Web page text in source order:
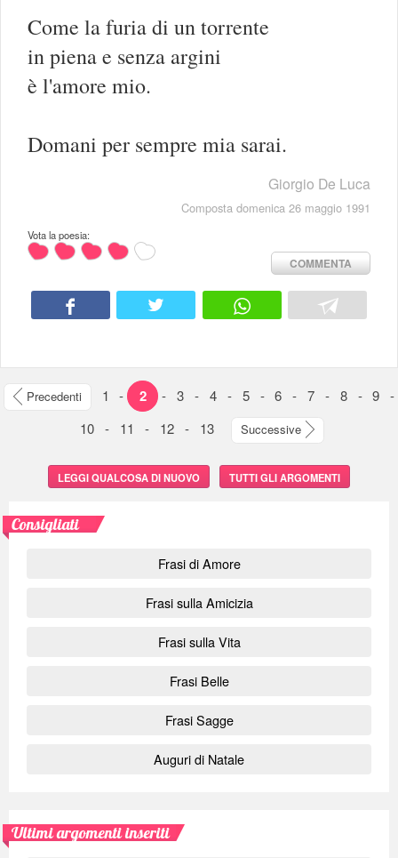
Come la furia di un torrente
in piena e senza argini
è l'amore mio.
Domani per sempre mia sarai.
Giorgio De Luca
Composta domenica 26 maggio 1991
Vota la poesia:
COMMENTA
Precedenti 1 - 2 - 3 - 4 - 5 - 6 - 7 - 8 - 9 -
10 - 11 - 12 - 13 Successive
LEGGI QUALCOSA DI NUOVO TUTTI GLI ARGOMENTI
Consigliati
Frasi di Amore
Frasi sulla Amicizia
Frasi sulla Vita
Frasi Belle
Frasi Sagge
Auguri di Natale
Ultimi argomenti inseriti